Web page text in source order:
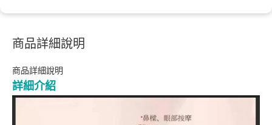
商品詳細說明
商品詳細說明
詳細介紹